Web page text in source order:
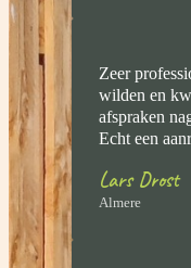
Zeer
wilden en
afspraken
Echt een
Lars Drost
Almere